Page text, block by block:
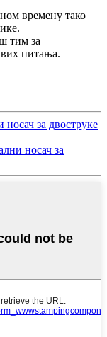
времену тако
тим за
питања.
за двоструке
носач за